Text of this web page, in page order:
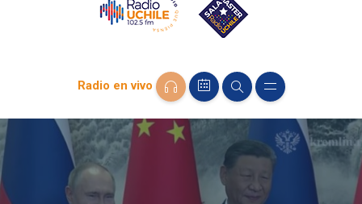
Radio en vivo